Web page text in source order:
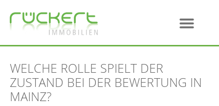
WELCHE ROLLE SPIELT DER
ZUSTAND BEI DER BEWERTUNG IN
MAINZ?